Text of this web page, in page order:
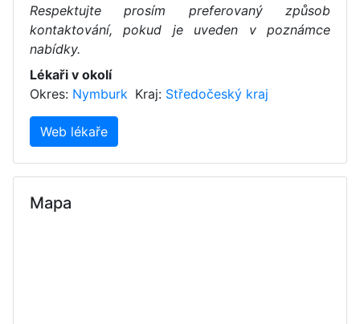
Respektujte prosím preferovaný způsob
kontaktování, pokud je uveden v poznámce
nabídky.
Lékaři v okolí
Okres: Nymburk Kraj: Středočeský kraj
Web lékaře
Mapa